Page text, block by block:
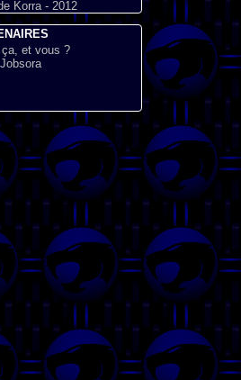
Korra - 2012
et vous ?